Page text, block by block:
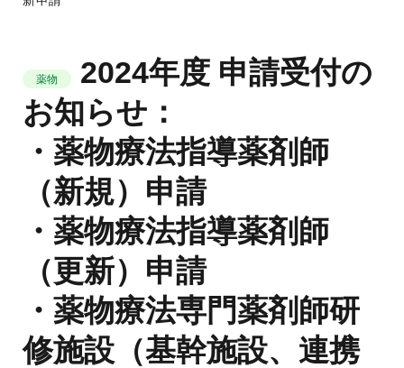
会頭挨拶
組織・名簿
委員会
規程・細則
情報公開
学会概要
薬剤師業務に関する情報提供
学術集会・セミナー
医療薬学公開シンポジウム
フレッシャーズ・カンファランス
臨床研究セミナー
薬物療法集中講義
がん専門薬剤師集中教育講座
がん専門薬剤師全体会議
がん専門薬剤師アドバンスト研修会
症例関連セミナー
その他の主催イベント
共催・後援イベント
医療薬学
JPHCS（英文誌）
出版書籍
専門薬剤師制度
専門薬剤師制度トップ
医療薬学専門薬剤師制度
がん専門薬剤師制度
薬物療法専門薬剤師制度
地域薬学ケア専門薬剤師制度
調査研究・学会賞・海外研修
調査研究
学会賞
海外研修
他団体との連携協力
他団体との連携協力トップ
イベントの共催・後援
連携協力団体からのお知らせ
会員専用ページ
会員限定情報
マイページ
入会・各種手続き
English
薬物
2024年度 申請受付の
お知らせ：
・薬物療法指導薬剤師
（新規）申請
・薬物療法指導薬剤師
（更新）申請
・薬物療法専門薬剤師研
修施設（基幹施設、連携